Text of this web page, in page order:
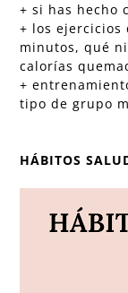
+ si has hecho
+ los ejercicios
minutos, qué
calorías
+
tipo de grupo
HÁBITOS